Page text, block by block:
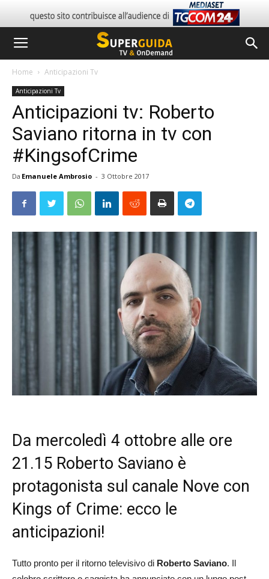
Home Anticipazioni Tv
Anticipazioni Tv
Anticipazioni tv: Roberto
Saviano ritorna in tv con
#KingsofCrime
Da Emanuele Ambrosio - 3 Ottobre 2017
Da mercoledì 4 ottobre alle ore
21.15 Roberto Saviano è
protagonista sul canale Nove con
Kings of Crime: ecco le
anticipazioni!
Tutto pronto per il ritorno televisivo di Roberto Saviano. Il